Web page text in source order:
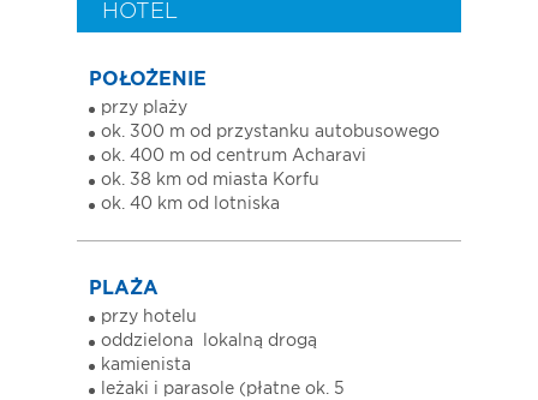
HOTEL
POŁOŻENIE
przy plaży
ok. 300 m od przystanku autobusowego
ok. 400 m od centrum Acharavi
ok. 38 km od miasta Korfu
ok. 40 km od lotniska
PLAŻA
przy hotelu
oddzielona lokalną drogą
kamienista
leżaki i parasole (płatne ok. 5